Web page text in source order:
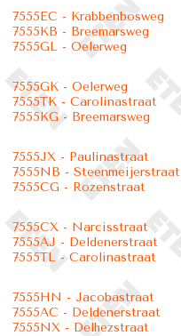
7555EC - Krabbenbosweg
7555KB - Breemarsweg
7555GL - Oelerweg
7555GK - Oelerweg
7555TK - Carolinastraat
7555KG - Breemarsweg
7555JX - Paulinastraat
7555NB - Steenmeijerstraat
7555CG - Rozenstraat
7555CX - Narcisstraat
7555AJ - Deldenerstraat
7555TL - Carolinastraat
7555HN - Jacobastraat
7555AC - Deldenerstraat
7555NX - Delhezstraat